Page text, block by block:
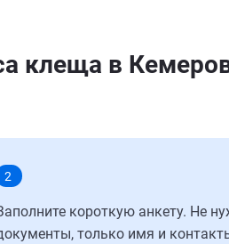
клеща в
2
короткую анкету. Не
только имя и